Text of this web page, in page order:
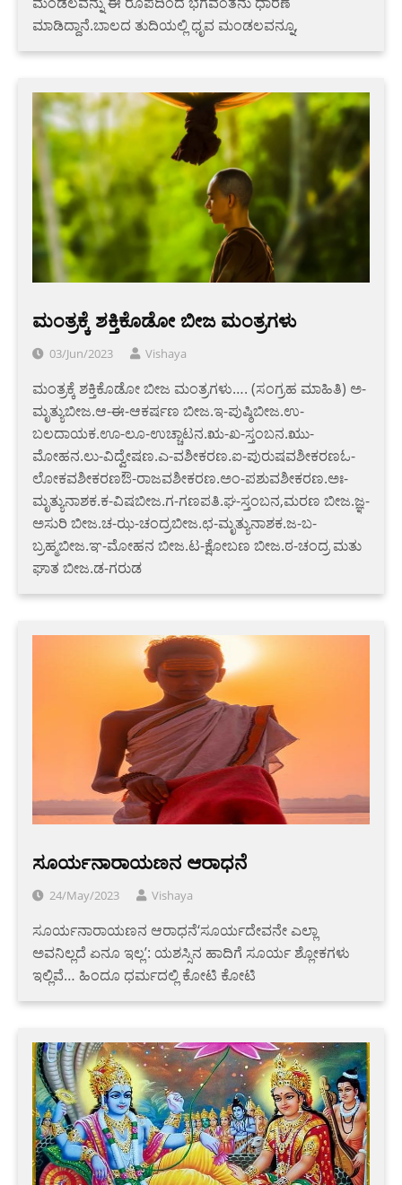
ಮಾಡಿದ್ದಾನೆ.ಬಾಲದ ತುದಿಯಲ್ಲಿ ಧೃವ ಮಂಡಲವನ್ನೂ,
ಮಂತ್ರಕ್ಕೆ ಶಕ್ತಿಕೊಡೋ ಬೀಜ ಮಂತ್ರಗಳು
03/Jun/2023 Vishaya
ಮಂತ್ರಕ್ಕೆ ಶಕ್ತಿಕೊಡೋ ಬೀಜ ಮಂತ್ರಗಳು…. (ಸಂಗ್ರಹ ಮಾಹಿತಿ) ಅ-
ಮೃತ್ಯುಬೀಜ.ಆ-ಈ-ಆಕರ್ಷಣ ಬೀಜ.ಇ-ಪುಷ್ಠಿಬೀಜ.ಉ-
ಬಲದಾಯಕ.ಊ-ಲೂ-ಉಚ್ಚಾಟನ.ಋ-ಖ-ಸ್ತಂಬನ.ಋು-
ಮೋಹನ.ಲು-ವಿದ್ವೇಷಣ.ಎ-ವಶೀಕರಣ.ಐ-ಪುರುಷವಶೀಕರಣಓ-
ಲೋಕವಶೀಕರಣಔ-ರಾಜವಶೀಕರಣ.ಅಂ-ಪಶುವಶೀಕರಣ.ಅಃ-
ಮೃತ್ಯುನಾಶಕ.ಕ-ವಿಷಬೀಜ.ಗ-ಗಣಪತಿ.ಘ-ಸ್ತಂಬನ,ಮರಣ ಬೀಜ.ಜ್ಞ-
ಅಸುರಿ ಬೀಜ.ಚ-ಝ-ಚಂದ್ರಬೀಜ.ಛ-ಮೃತ್ಯುನಾಶಕ.ಜ-ಬ-
ಬ್ರಹ್ಮಬೀಜ.ಞ-ಮೋಹನ ಬೀಜ.ಟ-ಕ್ಷೋಬಣ ಬೀಜ.ಠ-ಚಂದ್ರ ಮತು
ಘಾತ ಬೀಜ.ಡ-ಗರುಡ
ಸೂರ್ಯನಾರಾಯಣನ ಆರಾಧನೆ
24/May/2023 Vishaya
ಸೂರ್ಯನಾರಾಯಣನ ಆರಾಧನೆ‘ಸೂರ್ಯದೇವನೇ ಎಲ್ಲಾ
ಅವನಿಲ್ಲದೆ ಏನೂ ಇಲ್ಲ’: ಯಶಸ್ಸಿನ ಹಾದಿಗೆ ಸೂರ್ಯ ಶ್ಲೋಕಗಳು
ಇಲ್ಲಿವೆ… ಹಿಂದೂ ಧರ್ಮದಲ್ಲಿ ಕೋಟಿ ಕೋಟಿ